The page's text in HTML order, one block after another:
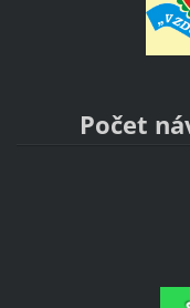
Počet